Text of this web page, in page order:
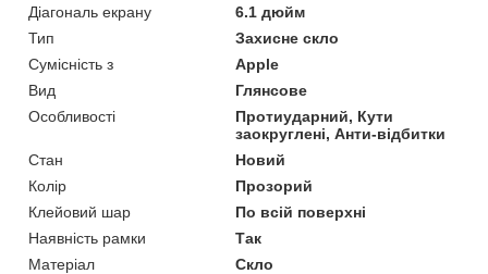
Діагональ екрану
6.1 дюйм
Тип
Захисне скло
Сумісність з
Apple
Вид
Глянсове
Особливості
Протиударний, Кути
заокруглені, Анти-відбитки
Стан
Новий
Колір
Прозорий
Клейовий шар
По всій поверхні
Наявність рамки
Так
Матеріал
Скло